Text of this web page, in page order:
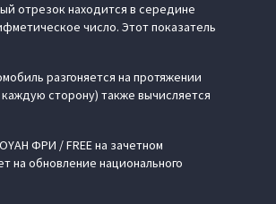
отрезок находится в середине
число. Этот показатель
разгоняется на протяжении
сторону) также вычисляется
ФРИ / FREE на зачетном
на обновление национального